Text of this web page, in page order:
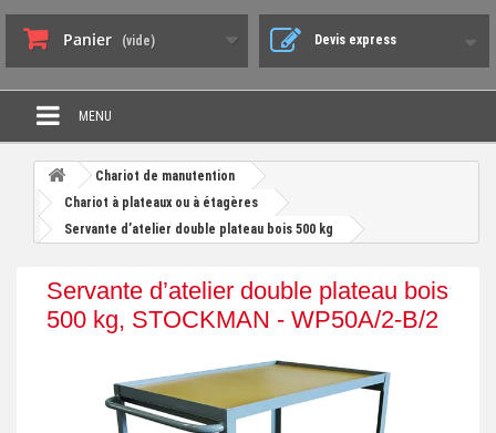
Panier (vide) Devis express
MENU
PROMO DÉSTOCKAGE
CHARIOT DE MANUTENTION
+
BENNE BASCULANTE
REMORQUE INDUSTRIELLE
ROULEUR ET PLATEAU ROULANT
TRANSPALETTE ET PALETTAGE
Chariot de manutention
Chariot à plateaux ou à étagères
Servante d’atelier double plateau bois 500 kg
Servante d’atelier double plateau bois
500 kg, STOCKMAN - WP50A/2-B/2